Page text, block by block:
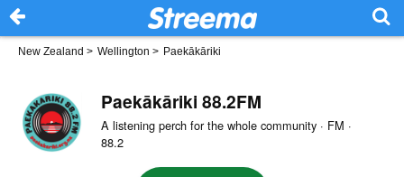
New Zealand > Wellington > Paekākāriki
Paekākāriki 88.2FM
A listening perch for the whole community · FM ·
88.2